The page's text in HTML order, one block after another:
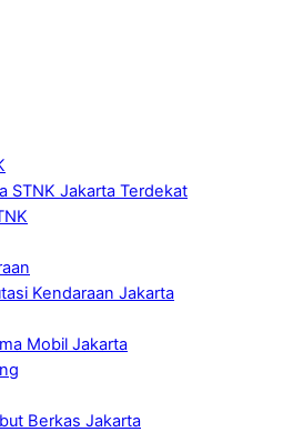
STNK Jakarta Terdekat
Kendaraan Jakarta
Mobil Jakarta
Berkas Jakarta